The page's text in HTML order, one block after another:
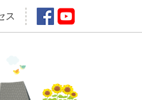
ス